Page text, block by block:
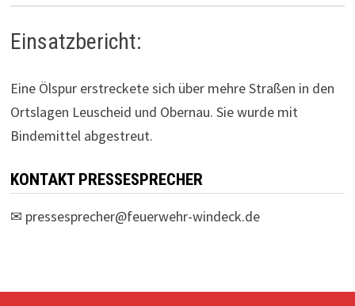
Einsatzbericht:
Eine Ölspur erstreckete sich über mehre Straßen in den
Ortslagen Leuscheid und Obernau. Sie wurde mit
Bindemittel abgestreut.
KONTAKT PRESSESPRECHER
✉ pressesprecher@feuerwehr-windeck.de